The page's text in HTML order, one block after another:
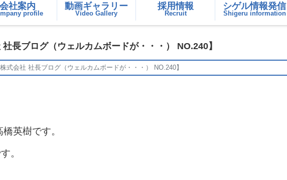
会社案内
profile
動画ギャラリー
Video Gallery
採用情報
Recruit
シゲル情報発信
Shigeru information
長ブログ（ウェルカムボードが・・・） NO.240】
式会社 社長ブログ（ウェルカムボードが・・・） NO.240】
英樹です。
。